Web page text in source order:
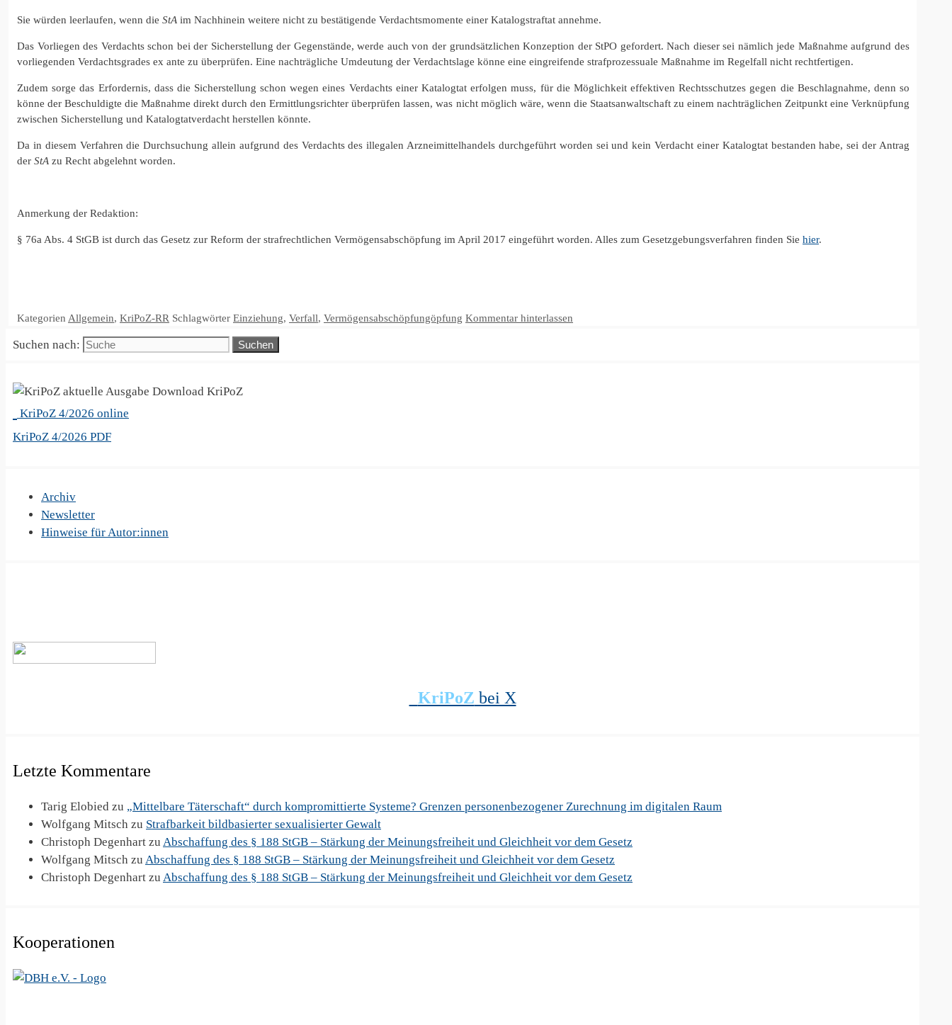
Sie würden leerlaufen, wenn die StA im Nachhinein weitere nicht zu bestätigende Verdachtsmomente einer Katalogstraftat annehme.
Das Vorliegen des Verdachts schon bei der Sicherstellung der Gegenstände, werde auch von der grundsätzlichen Konzeption der StPO gefordert. Nach dieser sei nämlich jede Maßnahme aufgrund des
vorliegenden Verdachtsgrades ex ante zu überprüfen. Eine nachträgliche Umdeutung der Verdachtslage könne eine eingreifende strafprozessuale Maßnahme im Regelfall nicht rechtfertigen.
Zudem sorge das Erfordernis, dass die Sicherstellung schon wegen eines Verdachts einer Katalogtat erfolgen muss, für die Möglichkeit effektiven Rechtsschutzes gegen die Beschlagnahme, denn so
könne der Beschuldigte die Maßnahme direkt durch den Ermittlungsrichter überprüfen lassen, was nicht möglich wäre, wenn die Staatsanwaltschaft zu einem nachträglichen Zeitpunkt eine Verknüpfung
zwischen Sicherstellung und Katalogtatverdacht herstellen könnte.
Da in diesem Verfahren die Durchsuchung allein aufgrund des Verdachts des illegalen Arzneimittelhandels durchgeführt worden sei und kein Verdacht einer Katalogtat bestanden habe, sei der Antrag
der StA zu Recht abgelehnt worden.
Anmerkung der Redaktion:
§ 76a Abs. 4 StGB ist durch das Gesetz zur Reform der strafrechtlichen Vermögensabschöpfung im April 2017 eingeführt worden. Alles zum Gesetzgebungsverfahren finden Sie hier.
Kategorien Allgemein, KriPoZ-RR Schlagwörter Einziehung, Verfall, Vermögensabschöpfungöpfung Kommentar hinterlassen
Suchen nach:
KriPoZ
KriPoZ 4/2026 online
KriPoZ 4/2026 PDF
Archiv
Newsletter
Hinweise für Autor:innen
KriPoZ bei X
Letzte Kommentare
Tarig Elobied zu „Mittelbare Täterschaft“ durch kompromittierte Systeme? Grenzen personenbezogener Zurechnung im digitalen Raum
Wolfgang Mitsch zu Strafbarkeit bildbasierter sexualisierter Gewalt
Christoph Degenhart zu Abschaffung des § 188 StGB – Stärkung der Meinungsfreiheit und Gleichheit vor dem Gesetz
Wolfgang Mitsch zu Abschaffung des § 188 StGB – Stärkung der Meinungsfreiheit und Gleichheit vor dem Gesetz
Christoph Degenhart zu Abschaffung des § 188 StGB – Stärkung der Meinungsfreiheit und Gleichheit vor dem Gesetz
Kooperationen